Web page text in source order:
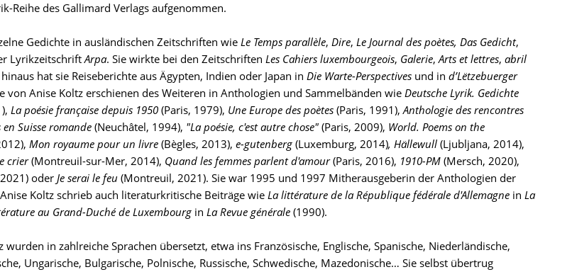
Reihe des Gallimard Verlags aufgenommen.
Gedichte in ausländischen Zeitschriften wie Le Temps parallèle, Dire, Le Journal des poètes, Das Gedicht,
LyrikzeitschriftArpa. Sie wirkte bei den Zeitschriften Les Cahiers luxembourgeois, Galerie,Arts et lettres, abril
hat sie Reiseberichte aus Ägypten, Indien oder Japan in Die Warte-Perspectives und in d’Lëtzebuerger
von Anise Koltz erschienen des Weiteren in Anthologien und Sammelbänden wie Deutsche Lyrik. Gedichte
La poésie française depuis 1950 (Paris, 1979), Une Europe des poètes (Paris, 1991),Anthologie des rencontres
Suisse romande(Neuchâtel, 1994), "La poésie, c'est autre chose" (Paris, 2009), World. Poems on the
Mon royaume pour un livre (Bègles, 2013), e-gutenberg (Luxemburg, 2014), Hällewull (Ljubljana, 2014),
crier(Montreuil-sur-Mer, 2014), Quand les femmes parlent d'amour(Paris, 2016), 1910-PM (Mersch, 2020),
oder Je serai le feu (Montreuil, 2021). Sie war 1995 und 1997 Mitherausgeberin der Anthologien der
Koltz schrieb auch literaturkritische Beiträge wie La littérature de la République fédérale d'Allemagne in La
au Grand-Duché de Luxembourg in La Revue générale (1990).
wurden in zahlreiche Sprachen übersetzt, etwa ins Französische, Englische, Spanische, Niederländische,
Ungarische, Bulgarische, Polnische, Russische, Schwedische, Mazedonische… Sie selbst übertrug